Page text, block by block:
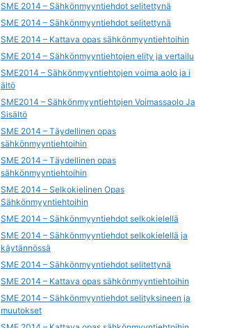
SME 2014 – Sähkönmyyntiehdot selitettynä
SME 2014 – Sähkönmyyntiehdot selitettynä
SME 2014 – Kattava opas sähkönmyyntiehtoihin
SME 2014 – Sähkönmyyntiehtojen elity ja vertailu
SME2014 – Sähkönmyyntiehtojen voima aolo ja i
ältö
SME2014 – Sähkönmyyntiehtojen Voimassaolo Ja
Sisältö
SME 2014 – Täydellinen opas
sähkönmyyntiehtoihin
SME 2014 – Täydellinen opas
sähkönmyyntiehtoihin
SME 2014 – Selkokielinen Opas
Sähkönmyyntiehtoihin
SME 2014 – Sähkönmyyntiehdot selkokielellä
SME 2014 – Sähkönmyyntiehdot selkokielellä ja
käytännössä
SME 2014 – Sähkönmyyntiehdot selitettynä
SME 2014 – Kattava opas sähkönmyyntiehtoihin
SME 2014 – Sähkönmyyntiehdot selityksineen ja
muutokset